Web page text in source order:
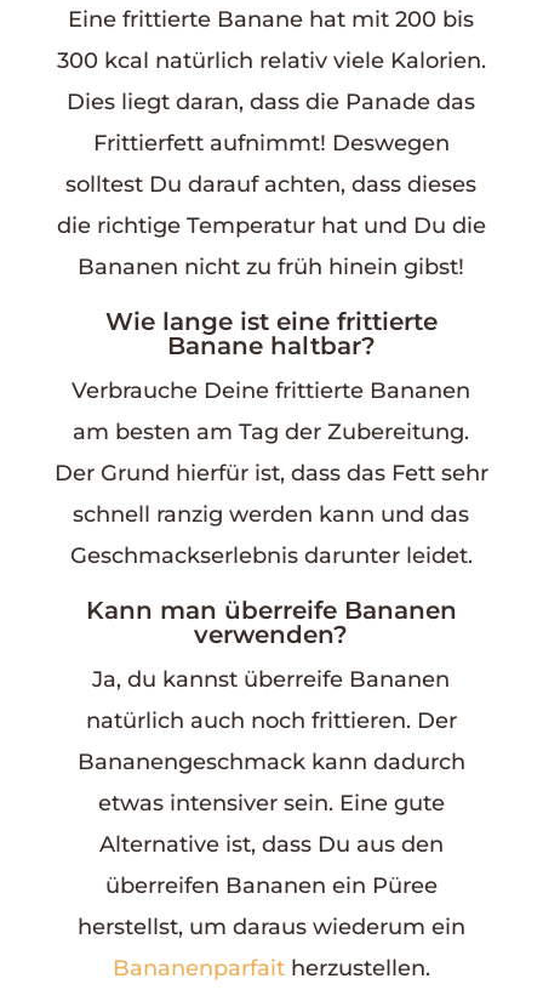
Eine frittierte Banane hat mit 200 bis
300 kcal natürlich relativ viele Kalorien.
Dies liegt daran, dass die Panade das
Frittierfett aufnimmt! Deswegen
solltest Du darauf achten, dass dieses
die richtige Temperatur hat und Du die
Bananen nicht zu früh hinein gibst!
Wie lange ist eine frittierte
Banane haltbar?
Verbrauche Deine frittierte Bananen
am besten am Tag der Zubereitung.
Der Grund hierfür ist, dass das Fett sehr
schnell ranzig werden kann und das
Geschmackserlebnis darunter leidet.
Kann man überreife Bananen
verwenden?
Ja, du kannst überreife Bananen
natürlich auch noch frittieren. Der
Bananengeschmack kann dadurch
etwas intensiver sein. Eine gute
Alternative ist, dass Du aus den
überreifen Bananen ein Püree
herstellst, um daraus wiederum ein
Bananenparfaitherzustellen.